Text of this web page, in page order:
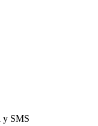
y SMS